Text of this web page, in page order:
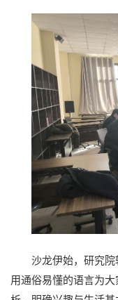
沙龙伊始，研究院
用通俗易懂的语言为